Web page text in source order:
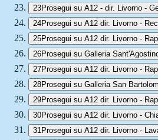
23Prosegui su A12 - dir. Livorno -
24Prosegui su A12 dir. Livorno -
25Prosegui su A12 dir. Livorno -
26Prosegui su Galleria
27Prosegui su A12 dir. Livorno -
28Prosegui su Galleria San
29Prosegui su A12 dir. Livorno -
30Prosegui su A12 dir. Livorno -
31 Prosegui su A12 dir. Livorno -